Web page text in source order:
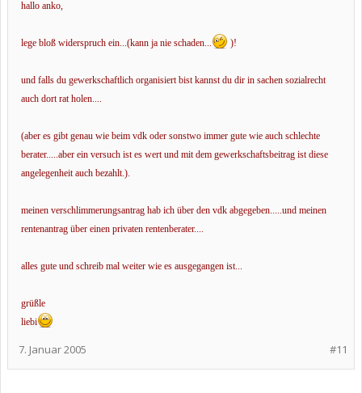
hallo anko,
lege bloß widerspruch ein...(kann ja nie schaden... )!
und falls du gewerkschaftlich organisiert bist kannst du dir in sachen sozialrecht
auch dort rat holen....
(aber es gibt genau wie beim vdk oder sonstwo immer gute wie auch schlechte
berater.....aber ein versuch ist es wert und mit dem gewerkschaftsbeitrag ist diese
angelegenheit auch bezahlt.).
meinen verschlimmerungsantrag hab ich über den vdk abgegeben.....und meinen
rentenantrag über einen privaten rentenberater....
alles gute und schreib mal weiter wie es ausgegangen ist...
grüßle
liebi
#11
7. Januar 2005